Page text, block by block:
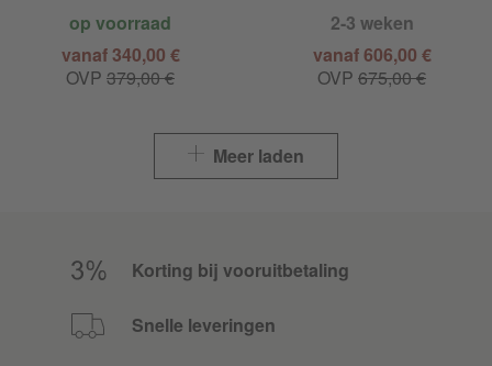
op voorraad
vanaf 340,00 €
OVP 379,00 €
2-3 weken
vanaf 606,00 €
OVP 675,00 €
Meer laden
Korting bij vooruitbetaling
Snelle leveringen